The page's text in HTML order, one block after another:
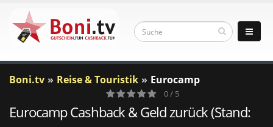
Boni.tv Reise & Touristik Eurocamp
0
Votes
0 / 5
Eurocamp Cashback & Geld zurück (Stand: